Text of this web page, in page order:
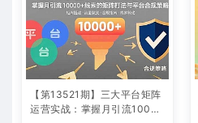
【第13521期】三大平台矩阵
运营实战：掌握月引流10000